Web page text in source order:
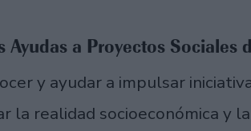
Ayudas a Proyectos Sociales
y ayudar a impulsar
la realidad socioeconómica y